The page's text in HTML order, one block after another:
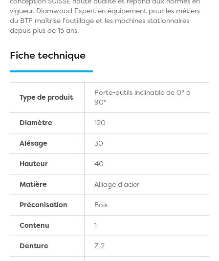
vigueur. Diamwood Expert en équipement pour les métiers
du BTP maîtrise l'outillage et les machines stationnaires
depuis plus de 15 ans.
Fiche technique
Type de produit
Porte-outils inclinable de 0° à
90°
Diamètre 120
Alésage 30
Hauteur 40
Matière Alliage d'acier
Préconisation Bois
Contenu 1
Denture Z 2